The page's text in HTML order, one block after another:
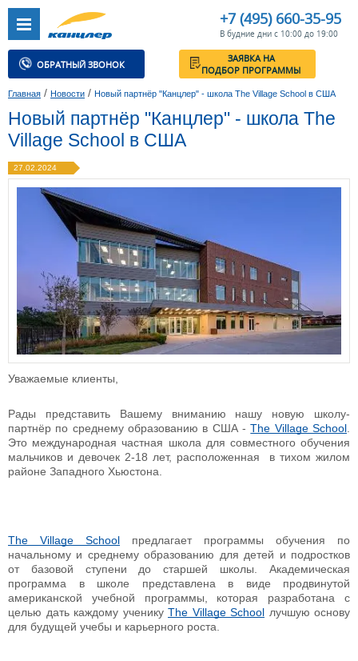
+7 (495) 660-35-95
В будние дни с 10:00 до 19:00
ОБРАТНЫЙ ЗВОНОК
ЗАЯВКА НА
ПОДБОР ПРОГРАММЫ
Главная / Новости / Новый партнёр "Канцлер" - школа The Village School в США
Новый партнёр "Канцлер" - школа The
Village School в США
27.02.2024
Уважаемые клиенты,
Рады представить Вашему вниманию нашу новую школу-
партнёр по среднему образованию в США -The Village School
Это международная частная школа для совместного обучения
мальчиков и девочек 2-18 лет, расположенная в тихом жилом
районе Западного Хьюстона.
The Village School предлагает программы обучения по
начальному и среднему образованию для детей и подростков
от базовой ступени до старшей школы. Академическая
программа в школе представлена в виде продвинутой
американской учебной программы, которая разработана с
целью дать каждому ученику The Village School лучшую основу
для будущей учебы и карьерного роста.